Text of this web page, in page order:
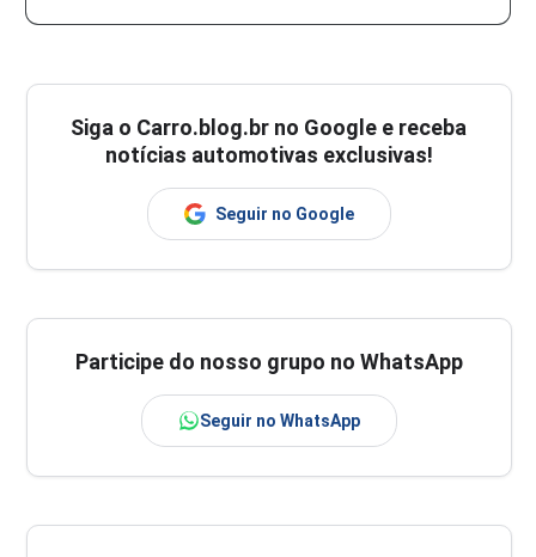
Siga o Carro.blog.br no Google e receba
notícias automotivas exclusivas!
Seguir no Google
Participe do nosso grupo no WhatsApp
Seguir no WhatsApp